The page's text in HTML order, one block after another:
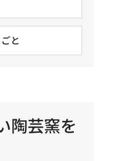
と
陶芸窯を